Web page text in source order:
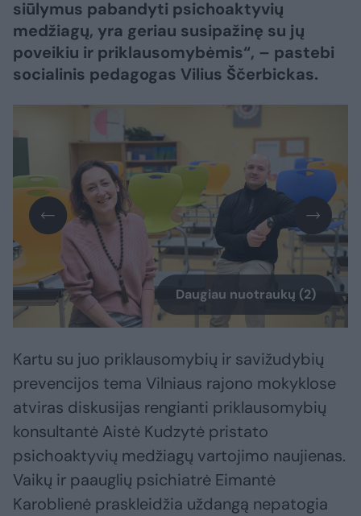
siūlymus pabandyti psichoaktyvių
medžiagų, yra geriau susipažinę su jų
poveikiu ir priklausomybėmis“, – pastebi
socialinis pedagogas Vilius Ščerbickas.
Daugiau nuotraukų (2)
Kartu su juo priklausomybių ir savižudybių
prevencijos tema Vilniaus rajono mokyklose
atviras diskusijas rengianti priklausomybių
konsultantė Aistė Kudzytė pristato
psichoaktyvių medžiagų vartojimo naujienas.
Vaikų ir paauglių psichiatrė Eimantė
Karoblienė praskleidžia uždangą nepatogia